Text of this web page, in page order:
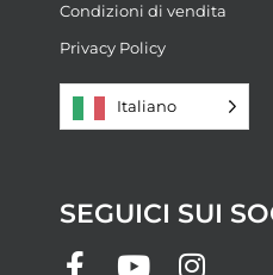
Condizioni di vendita
Privacy Policy
Italiano
SEGUICI SUI